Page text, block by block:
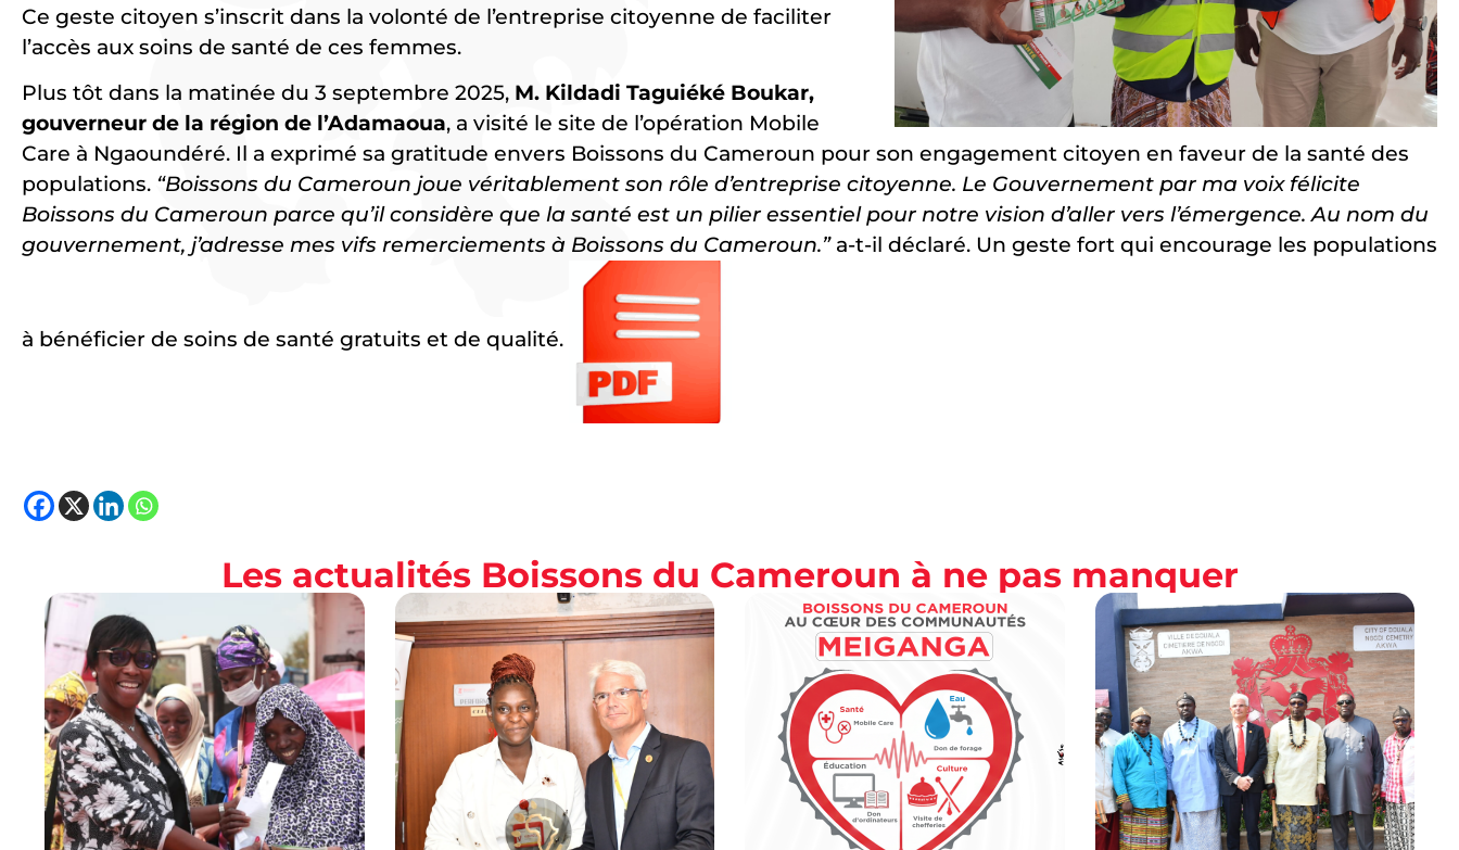
Ce geste citoyen s’inscrit dans la volonté de l’entreprise citoyenne de faciliter
l’accès aux soins de santé de ces femmes.
Plus tôt dans la matinée du 3 septembre 2025, M. Kildadi Taguiéké Boukar,
gouverneur de la région de l’Adamaoua, a visité le site de l’opération Mobile
Care à Ngaoundéré. Il a exprimé sa gratitude envers Boissons du Cameroun pour son engagement citoyen en faveur de la santé des
populations. “Boissons du Cameroun joue véritablement son rôle d’entreprise citoyenne. Le Gouvernement par ma voix félicite
Boissons du Cameroun parce qu’il considère que la santé est un pilier essentiel pour notre vision d’aller vers l’émergence. Au nom du
gouvernement, j’adresse mes vifs remerciements à Boissons du Cameroun.”a-t-il déclaré. Un geste fort qui encourage les populations
à bénéficier de soins de santé gratuits et de qualité.
Les actualités Boissons du Cameroun à ne pas manquer